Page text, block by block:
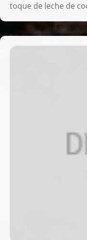
toque de leche de